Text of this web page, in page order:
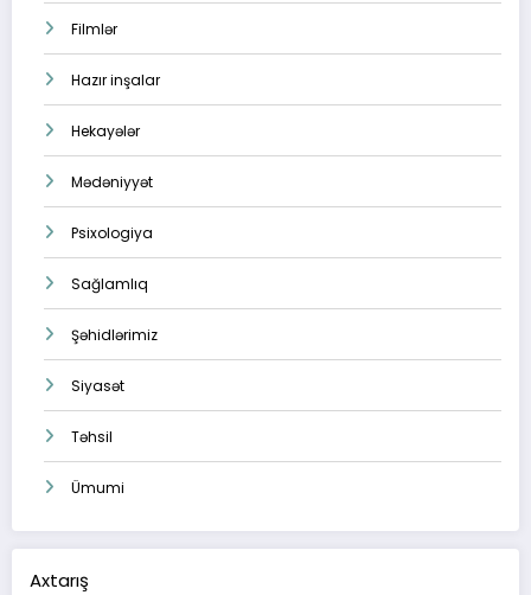
Filmlər
Hazır inşalar
Hekayələr
Mədəniyyət
Psixologiya
Sağlamlıq
Şəhidlərimiz
Siyasət
Təhsil
Ümumi
Axtarış